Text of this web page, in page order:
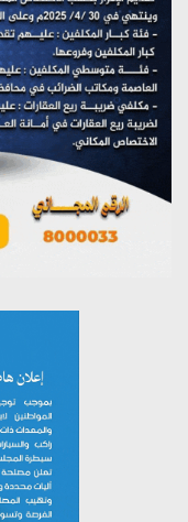
تستمعون لبرنامج (مع
يوليو 26, 2026
تستمعون لبرنامج
يوليو 26, 2026